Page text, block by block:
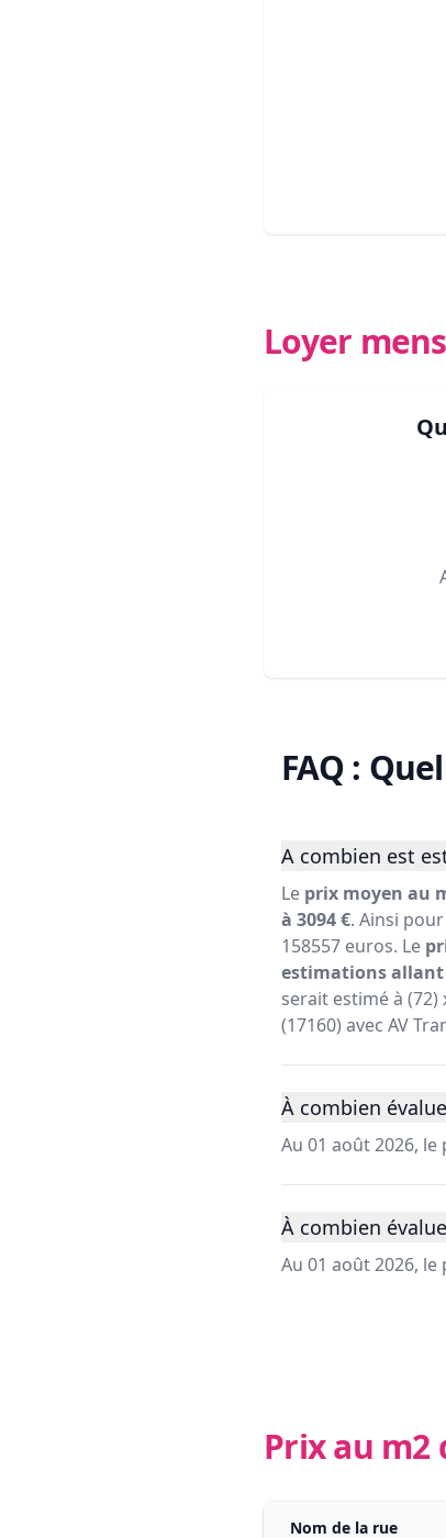
Loyer
FAQ :
A combien est
Le prix moyen au
à 3094 €. Ainsi
158557 euros. Le
estimations allant
serait estimé à
(17160) avec AV
À combien
Au 01 août 2026,
À combien
Au 01 août 2026,
Prix au m2
Nom de la rue